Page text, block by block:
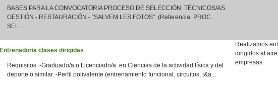
BASES PARA LA CONVOCATORIA PROCESO DE SELECCIÓN TÉCNICOS/AS
GESTIÓN - RESTAURACIÓN - “SALVEM LES FOTOS” (Referencia. PROC.
SEL....
Entrenador/a clases dirigidas
Requisitos: -Graduado/a o Licenciado/a en Ciencias de la actividad física y del
deporte o similar. -Perfil polivalente (entrenamiento funcional, circuitos, t&a...
Realizamos
dirigidos al
empresas